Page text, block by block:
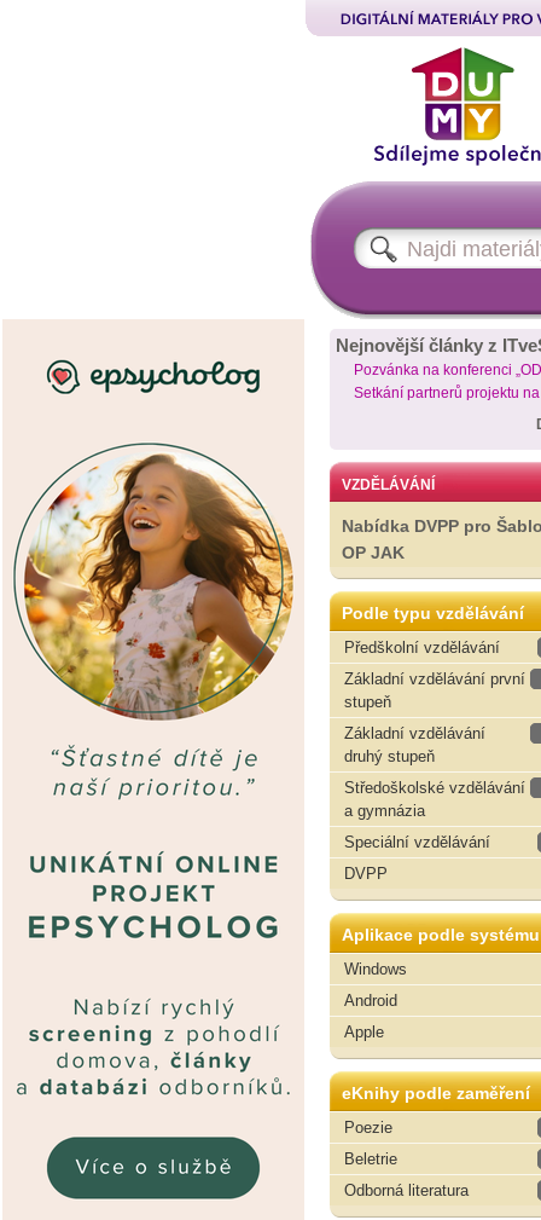
Nejnovější články z
Pozvánka na konferenci
Setkání partnerů projektu
VZDĚLÁVÁNÍ
Nabídka DVPP pro
OP JAK
Podle typu vzdělávání
Předškolní vzdělávání
Základní vzdělávání první
stupeň
Základní vzdělávání
druhý stupeň
Středoškolské vzdělávání
a gymnázia
Speciální vzdělávání
DVPP
Aplikace podle systému
Windows
Android
Apple
eKnihy podle zaměření
Poezie
Beletrie
Odborná literatura